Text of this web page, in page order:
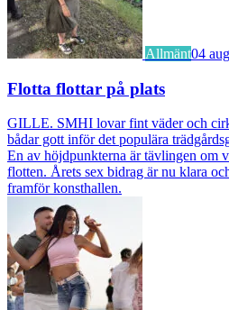
Allmänt04
Flotta flottar på plats
GILLE. SMHI lovar fint väder och
bådar gott inför det populära
En av höjdpunkterna är tävlingen om
flotten. Årets sex bidrag är nu klara
framför konsthallen.